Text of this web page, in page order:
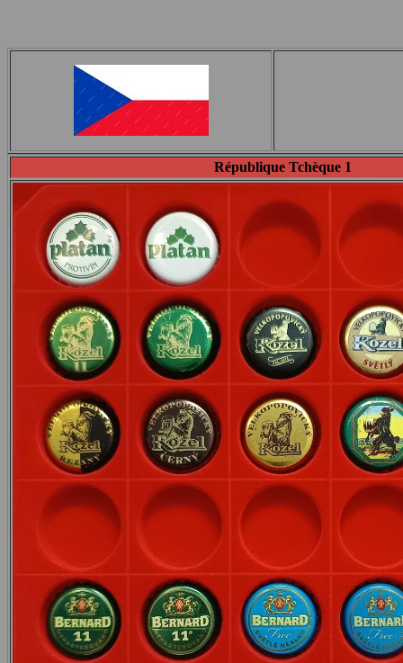
République Tchèque 1